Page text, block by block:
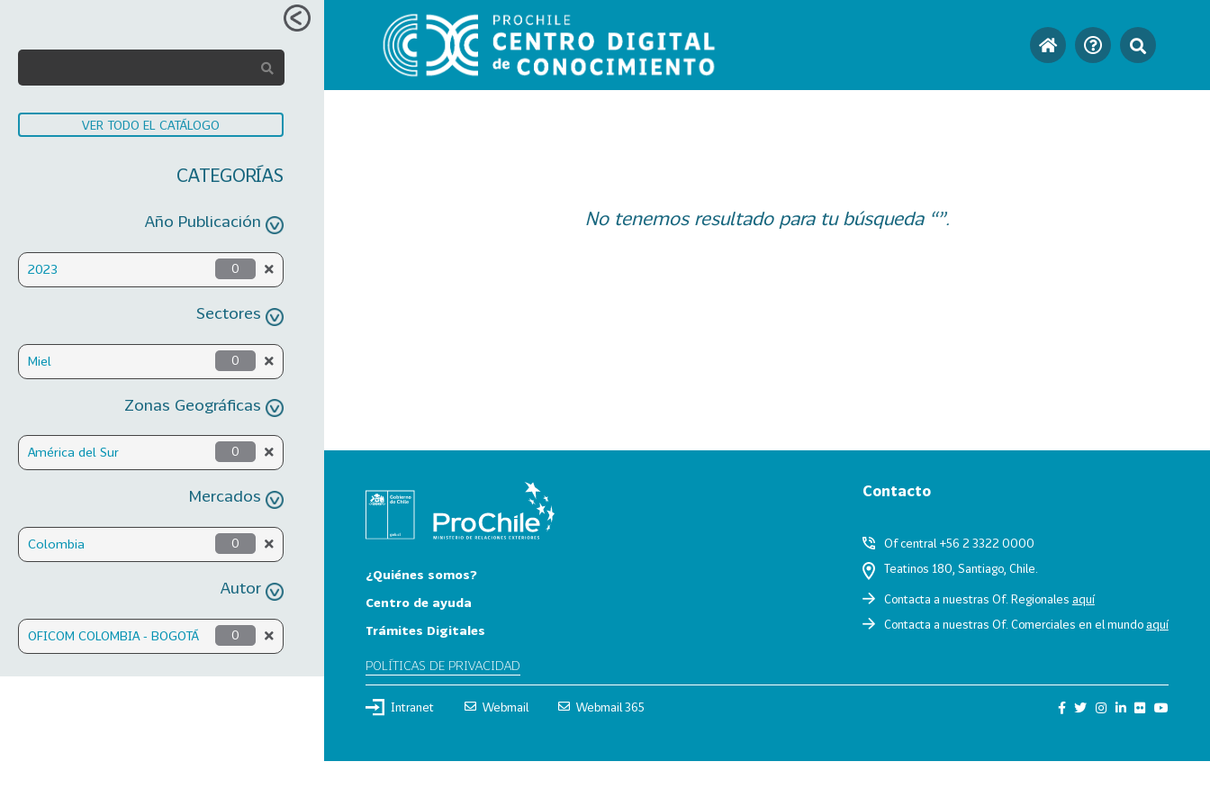
VER TODO EL CATÁLOGO
CATEGORÍAS
Año Publicación
2023 0
Sectores
Miel 0
Zonas Geográficas
América del Sur 0
Mercados
Colombia 0
Autor
OFICOM COLOMBIA - BOGOTÁ 0
No tenemos resultado para tu búsqueda “”.
¿Quiénes somos?
Centro de ayuda
Trámites Digitales
POLÍTICAS DE PRIVACIDAD
Contacto
Of central +56 2 3322 0000
Teatinos 180, Santiago, Chile.
Contacta a nuestras Of. Regionales aquí
Contacta a nuestras Of. Comerciales en el mundoaquí
Intranet Webmail Webmail 365